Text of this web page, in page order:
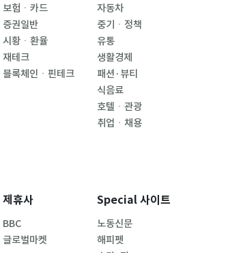
보험ㆍ카드
증권일반
시황ㆍ환율
재테크
블록체인ㆍ핀테크
자동차
중기ㆍ정책
유통
생활경제
패션·뷰티
식음료
호텔ㆍ관광
취업ㆍ채용
제휴사
BBC
글로벌마켓
Special 사이트
노동신문
해피펫